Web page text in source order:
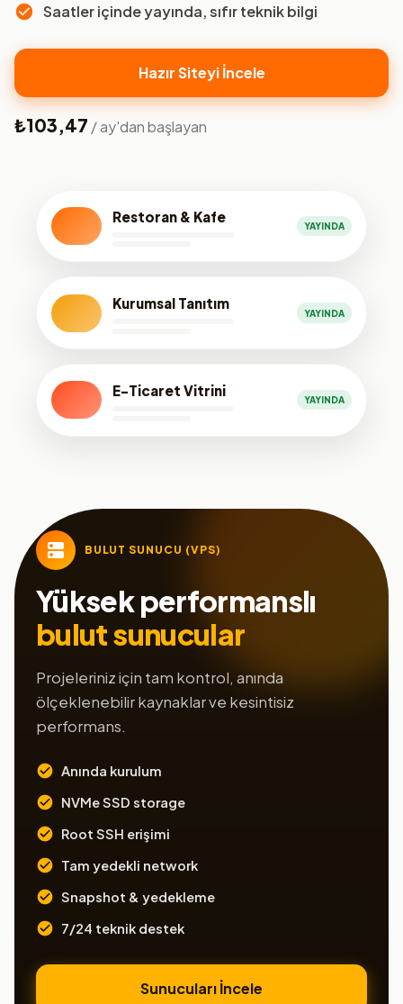
Saatler içinde yayında, sıfır teknik bilgi
Hazır Siteyi İncele
₺103,47 / ay'dan başlayan
Restoran & Kafe
YAYINDA
Kurumsal Tanıtım
YAYINDA
E-Ticaret Vitrini
YAYINDA
BULUT SUNUCU (VPS)
Yüksek performanslı
bulut sunucular
Projeleriniz için tam kontrol, anında
ölçeklenebilir kaynaklar ve kesintisiz
performans.
Anında kurulum
NVMe SSD storage
Root SSH erişimi
Tam yedekli network
Snapshot & yedekleme
7/24 teknik destek
Sunucuları İncele